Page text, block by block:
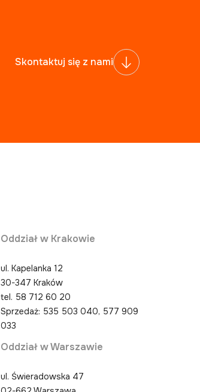
Skontaktuj się z nami
Oddział w Krakowie
ul. Kapelanka 12
30-347 Kraków
tel. 58 712 60 20
Sprzedaż: 535 503 040, 577 909
033
Oddział w Warszawie
ul. Świeradowska 47